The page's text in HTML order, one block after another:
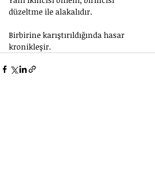
düzeltme ile alakalıdır.
Birbirine karıştırıldığında hasar
kronikleşir.